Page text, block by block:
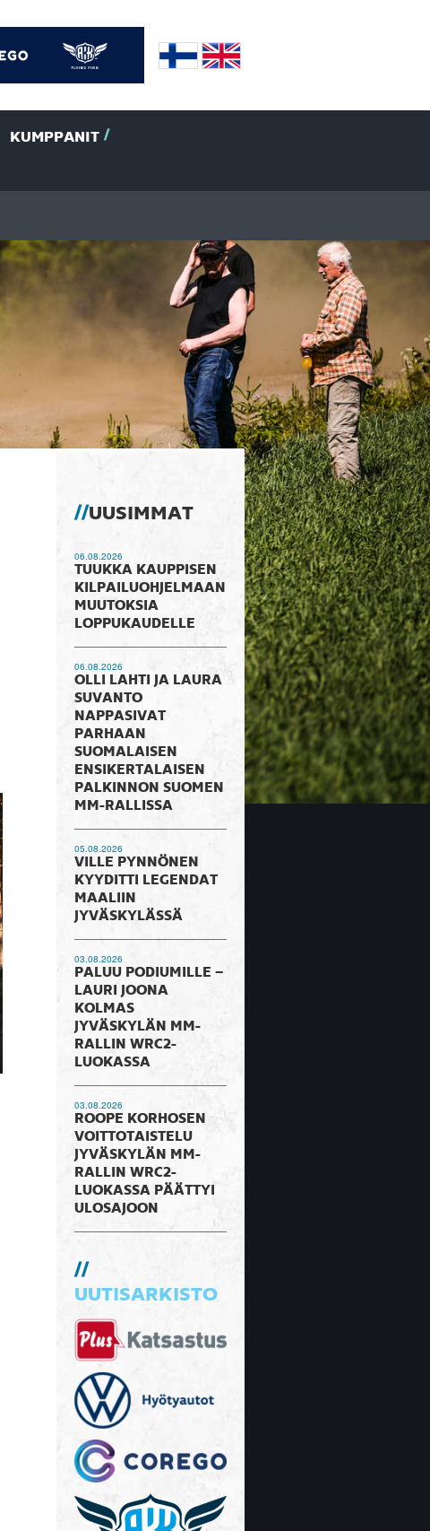
KUMPPANIT
UUSIMMAT
06.08.2026
TUUKKA KAUPPISEN
KILPAILUOHJELMAAN
MUUTOKSIA
LOPPUKAUDELLE
06.08.2026
OLLI LAHTI JA LAURA
SUVANTO
NAPPASIVAT
PARHAAN
SUOMALAISEN
ENSIKERTALAISEN
PALKINNON SUOMEN
MM-RALLISSA
05.08.2026
VILLE PYNNÖNEN
KYYDITTI LEGENDAT
MAALIIN
JYVÄSKYLÄSSÄ
03.08.2026
PALUU PODIUMILLE –
LAURI JOONA
KOLMAS
JYVÄSKYLÄN MM-
RALLIN WRC2-
LUOKASSA
03.08.2026
ROOPE KORHOSEN
VOITTOTAISTELU
JYVÄSKYLÄN MM-
RALLIN WRC2-
LUOKASSA PÄÄTTYI
ULOSAJOON
UUTISARKISTO